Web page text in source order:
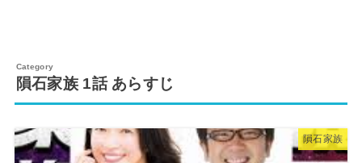
隕石家族 1話 あらすじ
隕石家族